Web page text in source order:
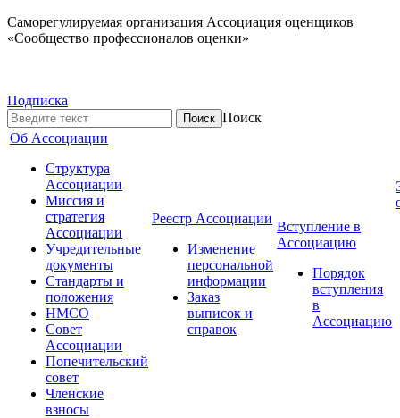
Саморегулируемая организация Ассоциация оценщиков
«Сообщество профессионалов оценки»
Подписка
Поиск
Об Ассоциации
Структура
Ассоциации
Миссия и
стратегия
Ассоциации
Учредительные
документы
Стандарты и
положения
НМСО
Совет
Ассоциации
Попечительский
совет
Членские
взносы
Реестр Ассоциации
Изменение
персональной
информации
Заказ
выписок и
справок
Вступление в
Ассоциацию
Порядок
вступления
в
Ассоциацию